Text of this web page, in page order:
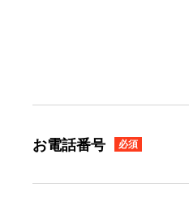
お電話番号 必須